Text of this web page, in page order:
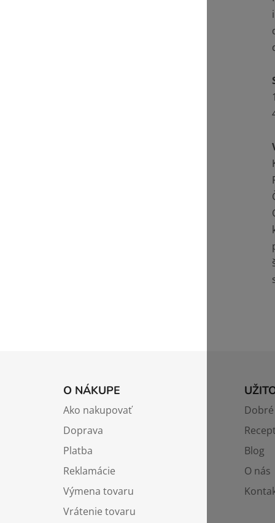
O NÁKUPE
Ako nakupovať
Doprava
Platba
Reklamácie
Výmena tovaru
Vrátenie tovaru
Blog
O nás